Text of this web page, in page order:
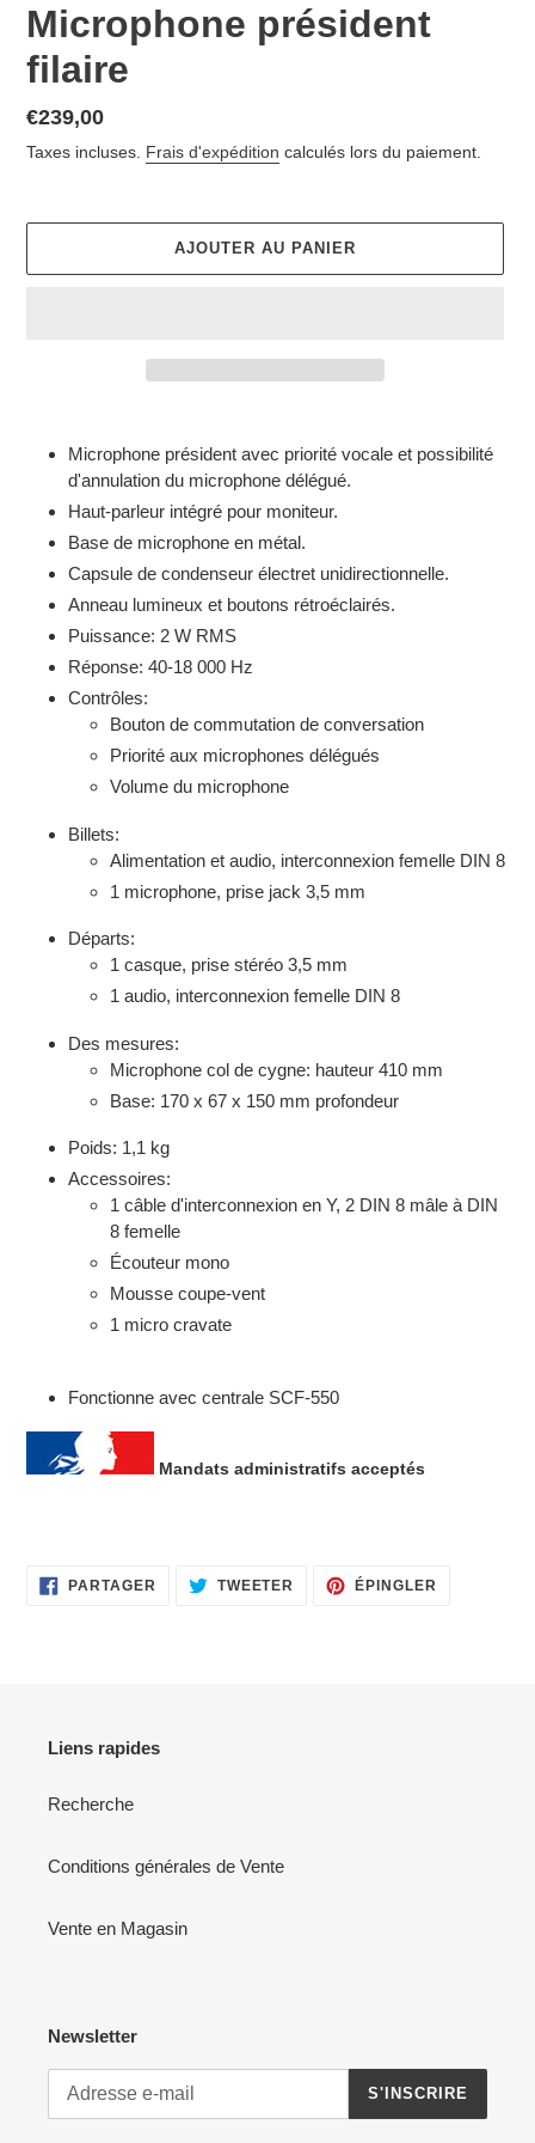
Microphone président
filaire
Prix
normal
€239,00
Taxes incluses. Frais d'expédition calculés lors du paiement.
AJOUTER AU PANIER
produit
votre
panier
Microphone président avec priorité vocale et possibilité
d'annulation du microphone délégué.
Haut-parleur intégré pour moniteur.
Base de microphone en métal.
Capsule de condenseur électret unidirectionnelle.
Anneau lumineux et boutons rétroéclairés.
Puissance: 2 W RMS
Réponse: 40-18 000 Hz
Contrôles:
Bouton de commutation de conversation
Priorité aux microphones délégués
Volume du microphone
Billets:
Alimentation et audio, interconnexion femelle DIN 8
1 microphone, prise jack 3,5 mm
Départs:
1 casque, prise stéréo 3,5 mm
1 audio, interconnexion femelle DIN 8
Des mesures:
Microphone col de cygne: hauteur 410 mm
Base: 170 x 67 x 150 mm profondeur
Poids: 1,1 kg
Accessoires:
1 câble d'interconnexion en Y, 2 DIN 8 mâle à DIN
8 femelle
Écouteur mono
Mousse coupe-vent
1 micro cravate
Fonctionne avec centrale SCF-550
Mandats administratifs acceptés
PARTAGER PARTAGER
SUR
TWEETER TWEETER
SUR
ÉPINGLER
Liens rapides
Recherche
Conditions générales de Vente
Vente en Magasin
Newsletter
S'INSCRIRE